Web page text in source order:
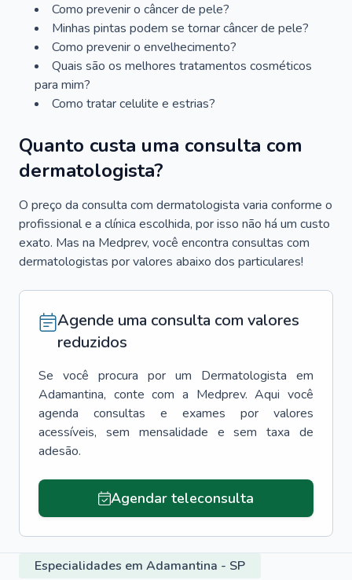
Como prevenir o câncer de pele?
Minhas pintas podem se tornar câncer de pele?
Como prevenir o envelhecimento?
Quais são os melhores tratamentos cosméticos
para mim?
Como tratar celulite e estrias?
Quanto custa uma consulta com
dermatologista?
O preço da consulta com dermatologista varia conforme o
profissional e a clínica escolhida, por isso não há um custo
exato. Mas na Medprev, você encontra consultas com
dermatologistas por valores abaixo dos particulares!
Agende uma consulta com valores
reduzidos
Se você procura por um Dermatologista em
Adamantina, conte com a Medprev. Aqui você
agenda consultas e exames por valores
acessíveis, sem mensalidade e sem taxa de
adesão.
Agendar teleconsulta
Especialidades em Adamantina - SP